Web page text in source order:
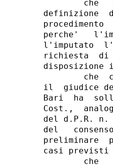
che
definizione
perche'
l'imputato
richiesta  di
disposizione
che
il  giudice
Bari  ha
Cost.,
del d.P.R. n.
del
preliminare
casi previsti
che